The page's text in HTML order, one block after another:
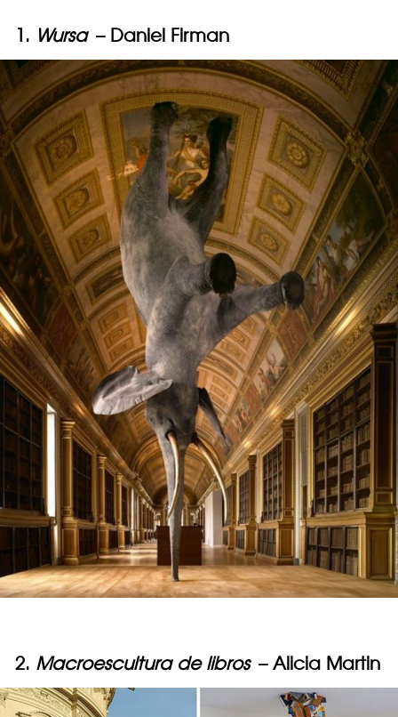
1. Wursa – Daniel Firman
2. Macroescultura de libros – Alicia Martin